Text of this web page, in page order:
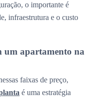
o importante é
infraestrutura e o custo
um apartamento na
faixas de preço,
é uma estratégia